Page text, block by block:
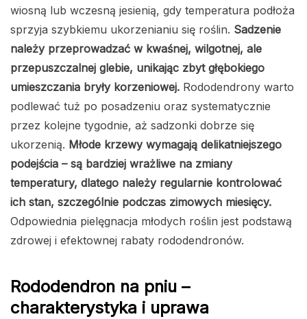
wiosną lub wczesną jesienią, gdy temperatura podłoża
sprzyja szybkiemu ukorzenianiu się roślin. Sadzenie
należy przeprowadzać w kwaśnej, wilgotnej, ale
przepuszczalnej glebie, unikając zbyt głębokiego
umieszczania bryły korzeniowej. Rododendrony warto
podlewać tuż po posadzeniu oraz systematycznie
przez kolejne tygodnie, aż sadzonki dobrze się
ukorzenią. Młode krzewy wymagają delikatniejszego
podejścia – są bardziej wrażliwe na zmiany
temperatury, dlatego należy regularnie kontrolować
ich stan, szczególnie podczas zimowych miesięcy.
Odpowiednia pielęgnacja młodych roślin jest podstawą
zdrowej i efektownej rabaty rododendronów.
Rododendron na pniu –
charakterystyka i uprawa